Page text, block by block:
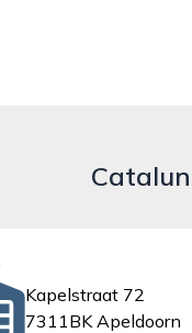
Kapelstraat 72
7311BK Apeldoorn